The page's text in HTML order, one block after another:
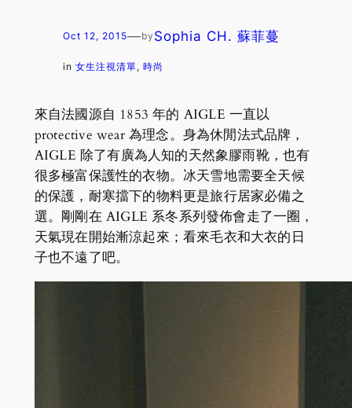
Oct 12, 2015—by Sophia CH. 蘇菲蔓
in 女生注視清單, 時尚
來自法國源自 1853 年的 AIGLE 一直以
protective wear 為理念。身為休閒法式品牌，
AIGLE 除了有廣為人知的天然象膠雨靴，也有
很多極富保護性的衣物。冰天雪地需要全天候
的保護，耐寒擋下的物料更是旅行居家必備之
選。剛剛在 AIGLE 系冬系列發佈會走了一圈，
天氣現在開始漸涼起來；看來毛衣和大衣的日
子也不遠了吧。